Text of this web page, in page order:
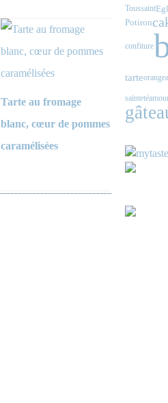
Tarte au fromage
blanc, cœur de pommes
caramélisées
Toussaint
Potiron
confiture
tarteorange
sainteté